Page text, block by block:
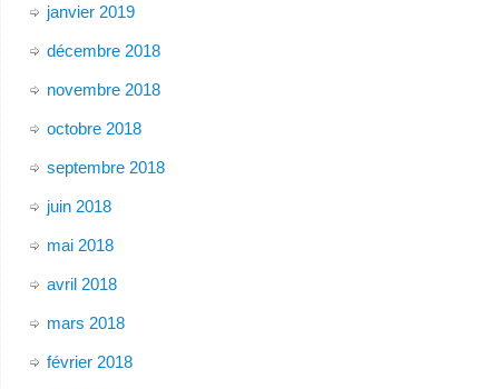
janvier 2019
décembre 2018
novembre 2018
octobre 2018
septembre 2018
juin 2018
mai 2018
avril 2018
mars 2018
février 2018